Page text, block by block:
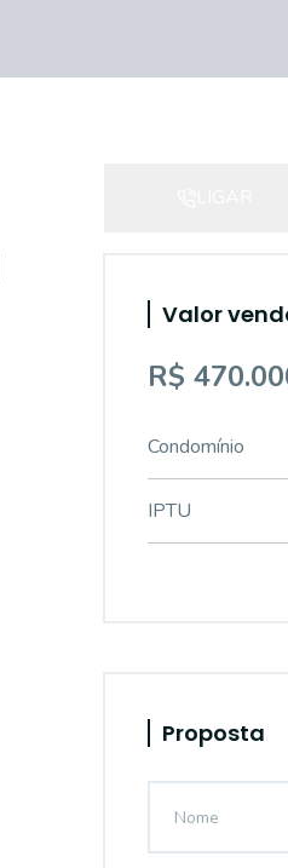
Valor
R$
Condomínio
IPTU
Proposta